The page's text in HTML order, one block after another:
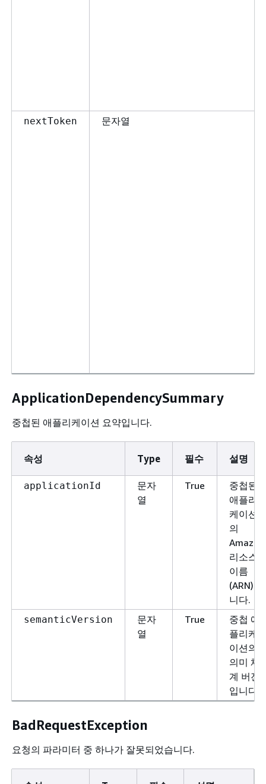
nextToken 문자열
ApplicationDependencySummary
중첩된 애플리케이션 요약입니다.
속성 Type 필수 설명
applicationId
문자
열
True
중첩된
애플리
케이션
의
Amazon
리소스
이름
(ARN)입
니다.
semanticVersion
문자
열
True
중첩 애
플리케
이션의
의미 체
계 버전
입니다.
BadRequestException
요청의 파라미터 중 하나가 잘못되었습니다.